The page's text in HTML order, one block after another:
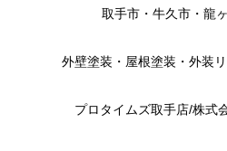
取手市・牛久市・龍
外壁塗装・屋根塗装・外装
プロタイムズ取手店/株式